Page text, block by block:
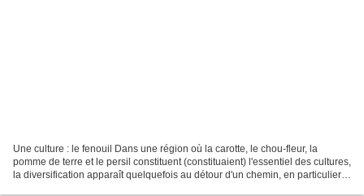
Une culture : le fenouil Dans une région où la carotte, le chou-fleur, la
pomme de terre et le persil constituent (constituaient) l'essentiel des cultures,
la diversification apparaît quelquefois au détour d'un chemin, en particulier